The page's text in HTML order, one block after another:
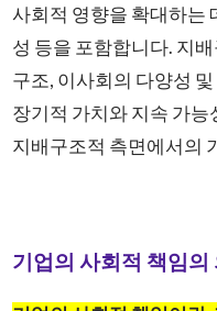
사회적 영향을 확대하는
성 등을 포함합니다. 지
구조, 이사회의 다양성
장기적 가치와 지속 가능
지배구조적 측면에서의
기업의 사회적 책임의